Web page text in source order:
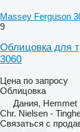
Massey Ferguson
9
Облицовка для
3060
Цена по запросу
Облицовка
Дания, Hemmet
Chr. Nielsen -
Связаться с